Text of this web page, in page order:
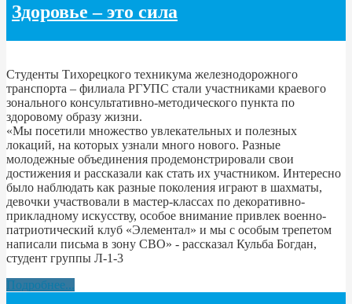
Здоровье – это сила
Студенты Тихорецкого техникума железнодорожного
транспорта – филиала РГУПС стали участниками краевого
зонального консультативно-методического пункта по
здоровому образу жизни.
«Мы посетили множество увлекательных и полезных
локаций, на которых узнали много нового. Разные
молодежные объединения продемонстрировали свои
достижения и рассказали как стать их участником. Интересно
было наблюдать как разные поколения играют в шахматы,
девочки участвовали в мастер-классах по декоративно-
прикладному искусству, особое внимание привлек военно-
патриотический клуб «Элементал» и мы с особым трепетом
написали письма в зону СВО» - рассказал Кульба Богдан,
студент группы Л-1-3
Подробнее...